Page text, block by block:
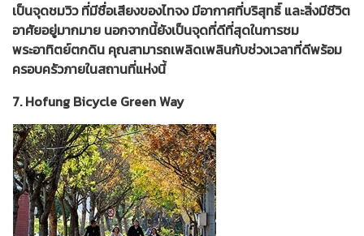
เป็นจุดชมวิว ที่มีชื่อเสียงของไทจง มีอากาศที่บริสุทธิ์ และสิ่งมีชีวิต
อาศัยอยู่มากมาย นอกจากนี้ยังเป็นจุดที่ดีที่สุดในการชม
พระอาทิตย์ตกดิน คุณสามารถเพลิดเพลินกับช่วงเวลาที่ดีพร้อม
ครอบครัวภายในสถานที่แห่งนี้
7. Hofung Bicycle Green Way